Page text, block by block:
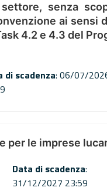
senza
ai sensi
4.2 e 4.3 del
di scadenza: 06/07/
per le imprese
Data di scadenza:
31/12/2027 23:59